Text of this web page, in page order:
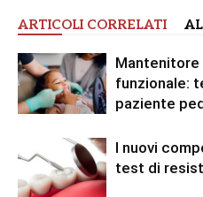
ARTICOLI CORRELATI
funzionale:
paziente
I nuovi
test di